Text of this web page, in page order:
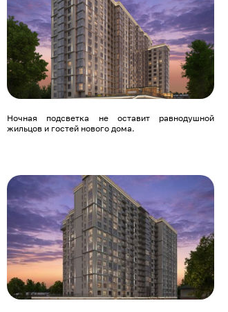
Ночная подсветка не оставит равнодушной
жильцов и гостей нового дома.